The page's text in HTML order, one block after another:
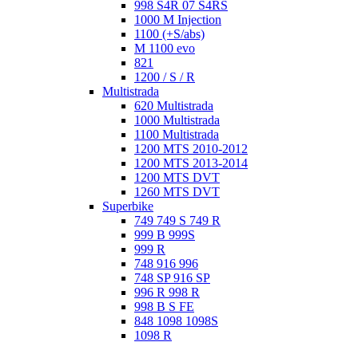
998 S4R 07 S4RS
1000 M Injection
1100 (+S/abs)
M 1100 evo
821
1200 / S / R
Multistrada
620 Multistrada
1000 Multistrada
1100 Multistrada
1200 MTS 2010-2012
1200 MTS 2013-2014
1200 MTS DVT
1260 MTS DVT
Superbike
749 749 S 749 R
999 B 999S
999 R
748 916 996
748 SP 916 SP
996 R 998 R
998 B S FE
848 1098 1098S
1098 R